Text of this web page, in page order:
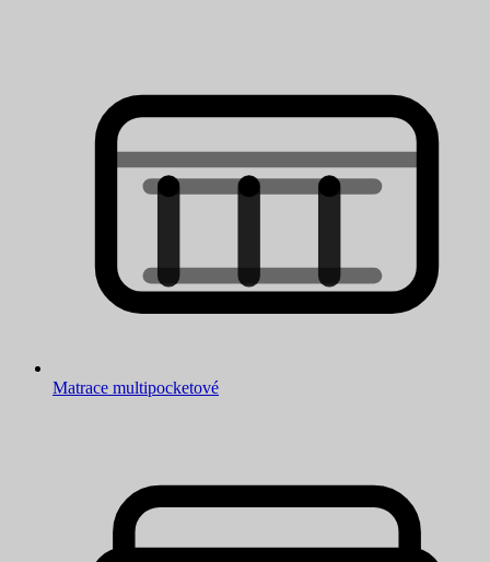
Matrace multipocketové